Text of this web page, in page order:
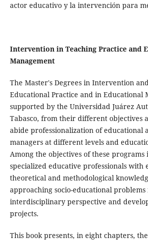
actor educativo y la intervención para
Intervention in Teaching Practice and
Management
The Master's Degrees in Intervention
Educational Practice and in Educational
supported by the Universidad Juárez
Tabasco, from their different objectives
abide professionalization of educational
managers at different levels and
Among the objectives of these programs
specialized educative professionals with
theoretical and methodological
approaching socio-educational
interdisciplinary perspective and
projects.
This book presents, in eight chapters,